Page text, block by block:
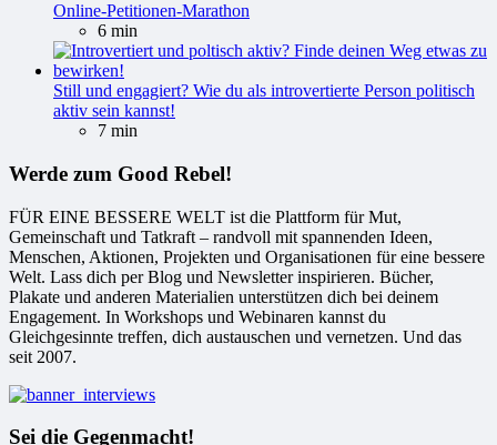
Online-Petitionen-Marathon
6 min
Still und engagiert? Wie du als introvertierte Person politisch
aktiv sein kannst!
7 min
Werde zum Good Rebel!
FÜR EINE BESSERE WELT ist die Plattform für Mut,
Gemeinschaft und Tatkraft – randvoll mit spannenden Ideen,
Menschen, Aktionen, Projekten und Organisationen für eine bessere
Welt. Lass dich per Blog und Newsletter inspirieren. Bücher,
Plakate und anderen Materialien unterstützen dich bei deinem
Engagement. In Workshops und Webinaren kannst du
Gleichgesinnte treffen, dich austauschen und vernetzen. Und das
seit 2007.
Sei die Gegenmacht!